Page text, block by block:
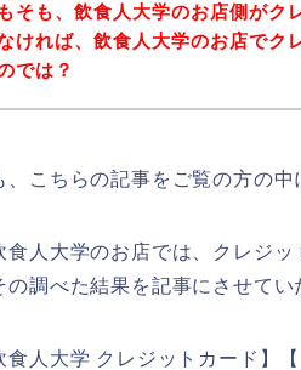
そも、飲食人大学のお店側がク
ければ、飲食人大学のお店でク
では？
、こちらの記事をご覧の方の
食人大学のお店では、クレジ
調べた結果を記事にさせてい
食人大学 クレジットカード】